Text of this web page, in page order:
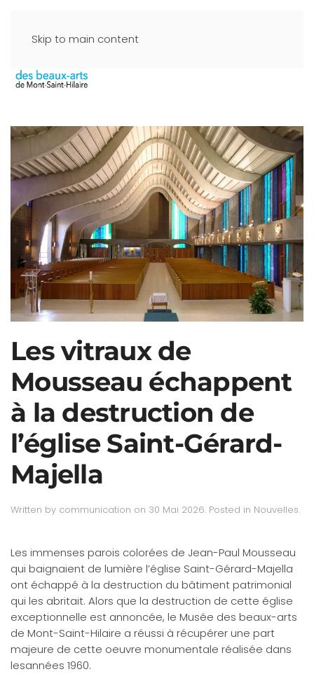
Skip to main content
Les vitraux de
Mousseau échappent
à la destruction de
l’église Saint-Gérard-
Majella
Written by communication on 30 Mai 2026. Posted in Nouvelles.
Les immenses parois colorées de Jean-Paul Mousseau
qui baignaient de lumière l’église Saint-Gérard-Majella
ont échappé à la destruction du bâtiment patrimonial
qui les abritait. Alors que la destruction de cette église
exceptionnelle est annoncée, le Musée des beaux-arts
de Mont-Saint-Hilaire a réussi à récupérer une part
majeure de cette oeuvre monumentale réalisée dans
lesannées 1960.